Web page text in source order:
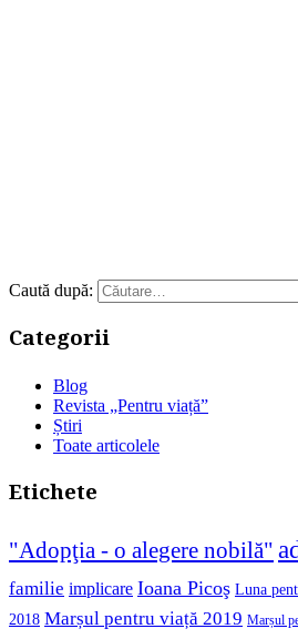
Caută după:
Categorii
Blog
Revista „Pentru viață”
Știri
Toate articolele
Etichete
"Adopţia - o alegere nobilă"
familie implicare Ioana Picoş Luna
2018 Marșul pentru viață 2019 Marșul